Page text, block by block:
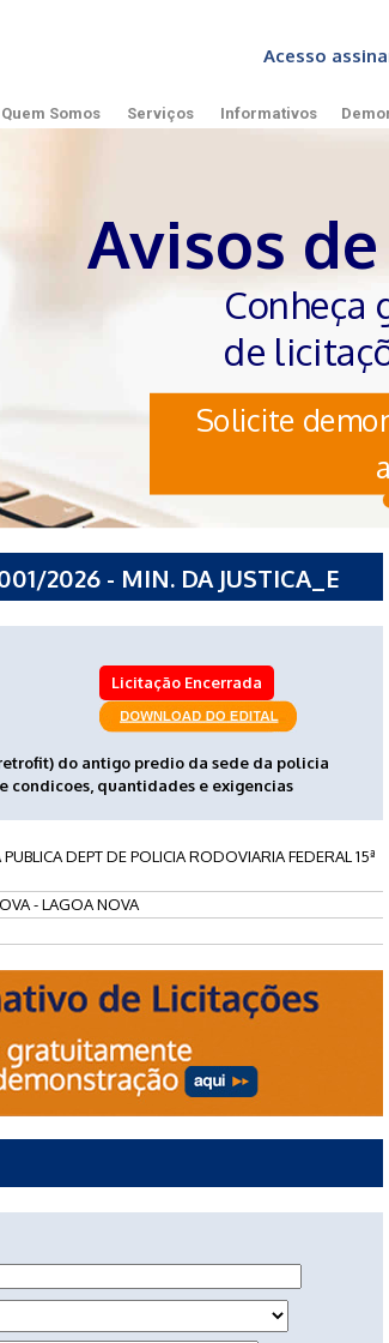
Acesso
Quem Somos Serviços Informativos
Avisos
de
Solicite
2026 - MIN. DA JUSTICA_E
Licitação Encerrada
do antigo predio da sede da policia
condicoes, quantidades e exigencias
DEPT DE POLICIA RODOVIARIA FEDERAL 15ª
- LAGOA NOVA